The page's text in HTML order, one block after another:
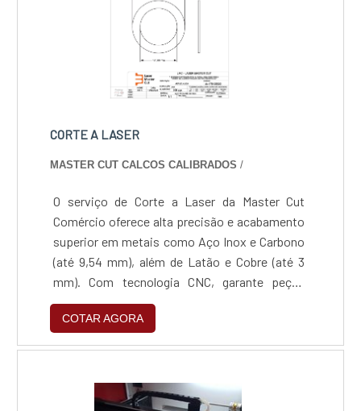
CORTE A LASER
MASTER CUT CALCOS CALIBRADOS /
O serviço de Corte a Laser da Master Cut
Comércio oferece alta precisão e acabamento
superior em metais como Aço Inox e Carbono
(até 9,54 mm), além de Latão e Cobre (até 3
mm). Com tecnologia CNC, garante peças
isentas de rebarbas e fiel aos desenhos
técnicos, com entrega rápida de 1 a 4 dias
úteis. É a solução ideal para prototipagem e
mecânico e de infraestrutura, assegurando
economia de material e repetibilidade
COTAR AGORA